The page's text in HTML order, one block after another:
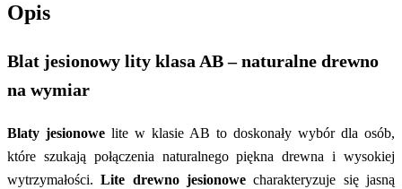
Opis
Blat jesionowy lity klasa AB – naturalne drewno
na wymiar
Blaty jesionowe lite w klasie AB to doskonały wybór dla osób,
które szukają połączenia naturalnego piękna drewna i wysokiej
wytrzymałości.Lite drewno jesionowe charakteryzuje się jasną